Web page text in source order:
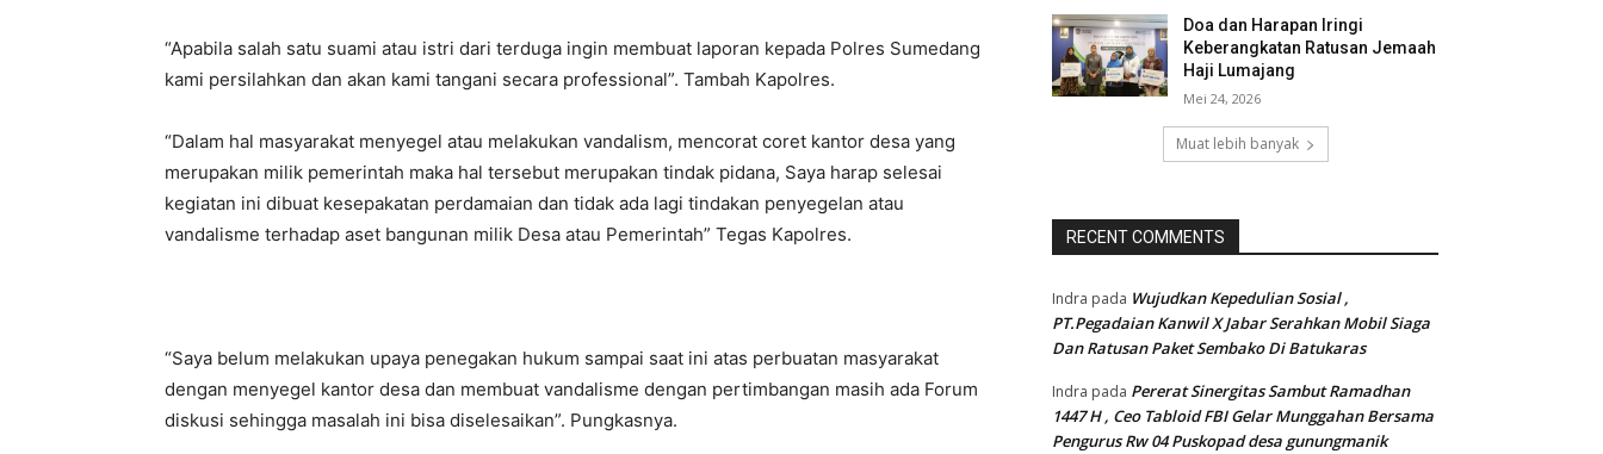
“Apabila salah satu suami atau istri dari terduga ingin membuat laporan kepada Polres Sumedang
kami persilahkan dan akan kami tangani secara professional”. Tambah Kapolres.
“Dalam hal masyarakat menyegel atau melakukan vandalism, mencorat coret kantor desa yang
merupakan milik pemerintah maka hal tersebut merupakan tindak pidana, Saya harap selesai
kegiatan ini dibuat kesepakatan perdamaian dan tidak ada lagi tindakan penyegelan atau
vandalisme terhadap aset bangunan milik Desa atau Pemerintah” Tegas Kapolres.
“Saya belum melakukan upaya penegakan hukum sampai saat ini atas perbuatan masyarakat
dengan menyegel kantor desa dan membuat vandalisme dengan pertimbangan masih ada Forum
diskusi sehingga masalah ini bisa diselesaikan”. Pungkasnya.
Doa dan Harapan Iringi
Keberangkatan Ratusan Jemaah
Haji Lumajang
Mei 24, 2026
Muat lebih banyak
RECENT COMMENTS
Indra pada Wujudkan Kepedulian Sosial ,
PT.Pegadaian Kanwil X Jabar Serahkan Mobil Siaga
Dan Ratusan Paket Sembako Di Batukaras
Indra pada Pererat Sinergitas Sambut Ramadhan
1447 H , Ceo Tabloid FBI Gelar Munggahan Bersama
Pengurus Rw 04 Puskopad desa gunungmanik